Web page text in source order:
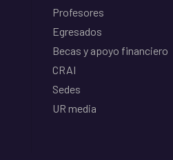
Profesores
Egresados
Becas y apoyo financiero
CRAI
Sedes
UR media